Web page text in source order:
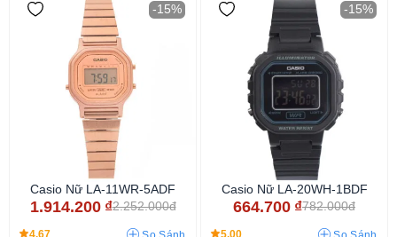
-15%
Casio Nữ LA-11WR-5ADF
1.914.200 ₫2.252.000đ
-15%
Casio Nữ LA-20WH-1BDF
664.700 ₫782.000đ